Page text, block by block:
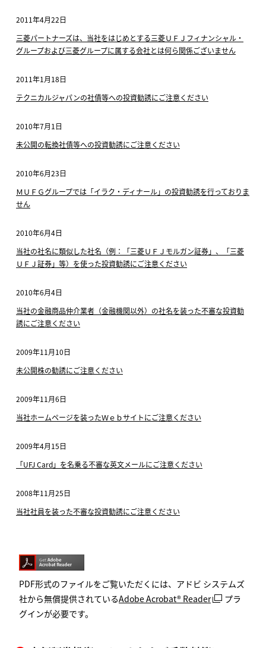
2011年4月22日
三菱パートナーズは、当社をはじめとする三菱ＵＦＪフィナンシャル・
グループおよび三菱グループに属する会社とは何ら関係ございません
2011年1月18日
テクニカルジャパンの社債等への投資勧誘にご注意ください
2010年7月1日
未公開の転換社債等への投資勧誘にご注意ください
2010年6月23日
ＭＵＦＧグループでは「イラク・ディナール」の投資勧誘を行っておりま
せん
2010年6月4日
当社の社名に類似した社名（例：「三菱ＵＦＪモルガン証券」、「三菱
ＵＦＪ証券」等）を使った投資勧誘にご注意ください
2010年6月4日
当社の金融商品仲介業者（金融機関以外）の社名を装った不審な投資勧
誘にご注意ください
2009年11月10日
未公開株の勧誘にご注意ください
2009年11月6日
当社ホームページを装ったＷｅｂサイトにご注意ください
2009年4月15日
「UFJ Card」を名乗る不審な英文メールにご注意ください
2008年11月25日
当社社員を装った不審な投資勧誘にご注意ください
PDF形式のファイルをご覧いただくには、アドビ システムズ
社から無償提供されているAdobe Acrobat® Reader
プラ
グインが必要です。